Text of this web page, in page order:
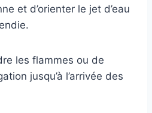
et d’orienter le jet d’eau
les flammes ou de
jusqu’à l’arrivée des